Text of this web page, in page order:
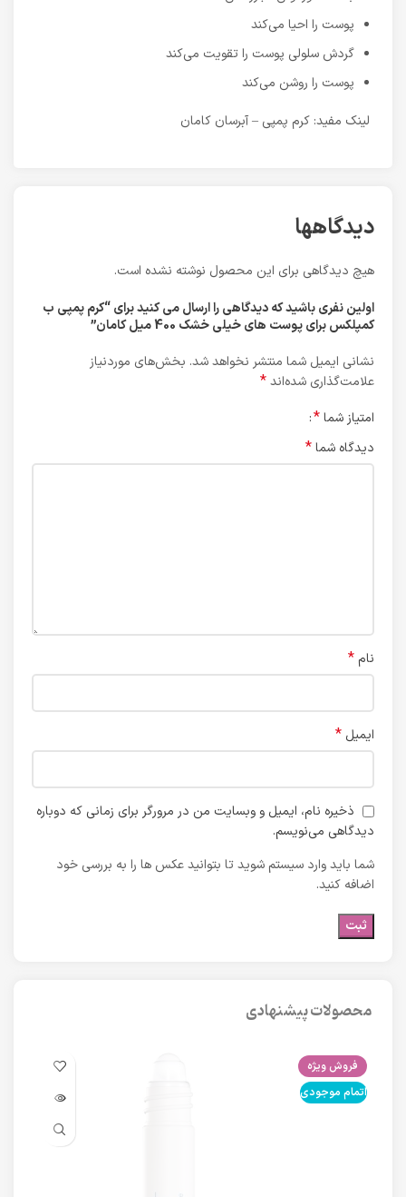
پوست را احیا می‌کند
گردش سلولی پوست را تقویت می‌کند
پوست را روشن می‌کند
لینک مفید: کرم پمپی – آبرسان کامان
دیدگاهها
هیچ دیدگاهی برای این محصول نوشته نشده است.
اولین نفری باشید که دیدگاهی را ارسال می کنید برای “کرم پمپی ب
کمپلکس برای پوست های خیلی خشک 400 میل کامان”
نشانی ایمیل شما منتشر نخواهد شد. بخش‌های موردنیاز
علامت‌گذاری شده‌اند*
امتیاز شما*
دیدگاه شما*
نام *
ایمیل *
ذخیره نام، ایمیل و وبسایت من در مرورگر برای زمانی که دوباره
دیدگاهی می‌نویسم.
شما باید وارد سیستم شوید تا بتوانید عکس ها را به بررسی خود
اضافه کنید.
محصولات پیشنهادی
فروش ویژه
اتمام موجودی